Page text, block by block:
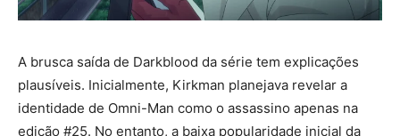
A brusca saída de Darkblood da série tem explicações
plausíveis. Inicialmente, Kirkman planejava revelar a
identidade de Omni-Man como o assassino apenas na
edição #25. No entanto, a baixa popularidade inicial da